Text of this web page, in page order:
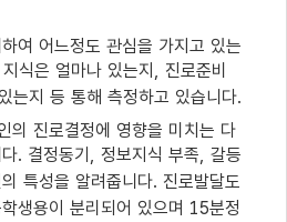
여 어느정도 관심을 가지고 있는
식은 얼마나 있는지 , 진로준비
는지 등 통해 측정하고 있습니다.
의 진로결정에 영향을 미치는 다
. 결정동기 , 정보지식 부족, 갈등
특성을 알려줍니다. 진로발달도
생용이 분리되어 있으며 15분정